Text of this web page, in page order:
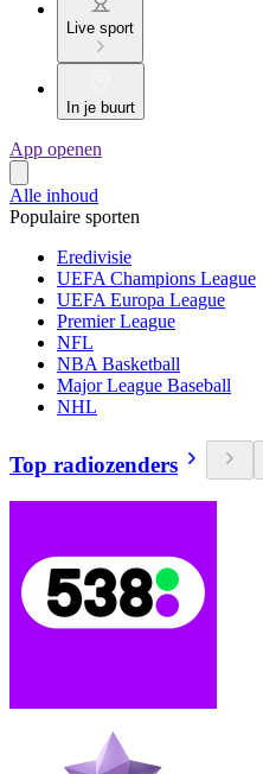
Live sport
In je buurt
App openen
Alle inhoud
Populaire sporten
Eredivisie
UEFA Champions League
UEFA Europa League
Premier League
NFL
NBA Basketball
Major League Baseball
NHL
Top radiozenders